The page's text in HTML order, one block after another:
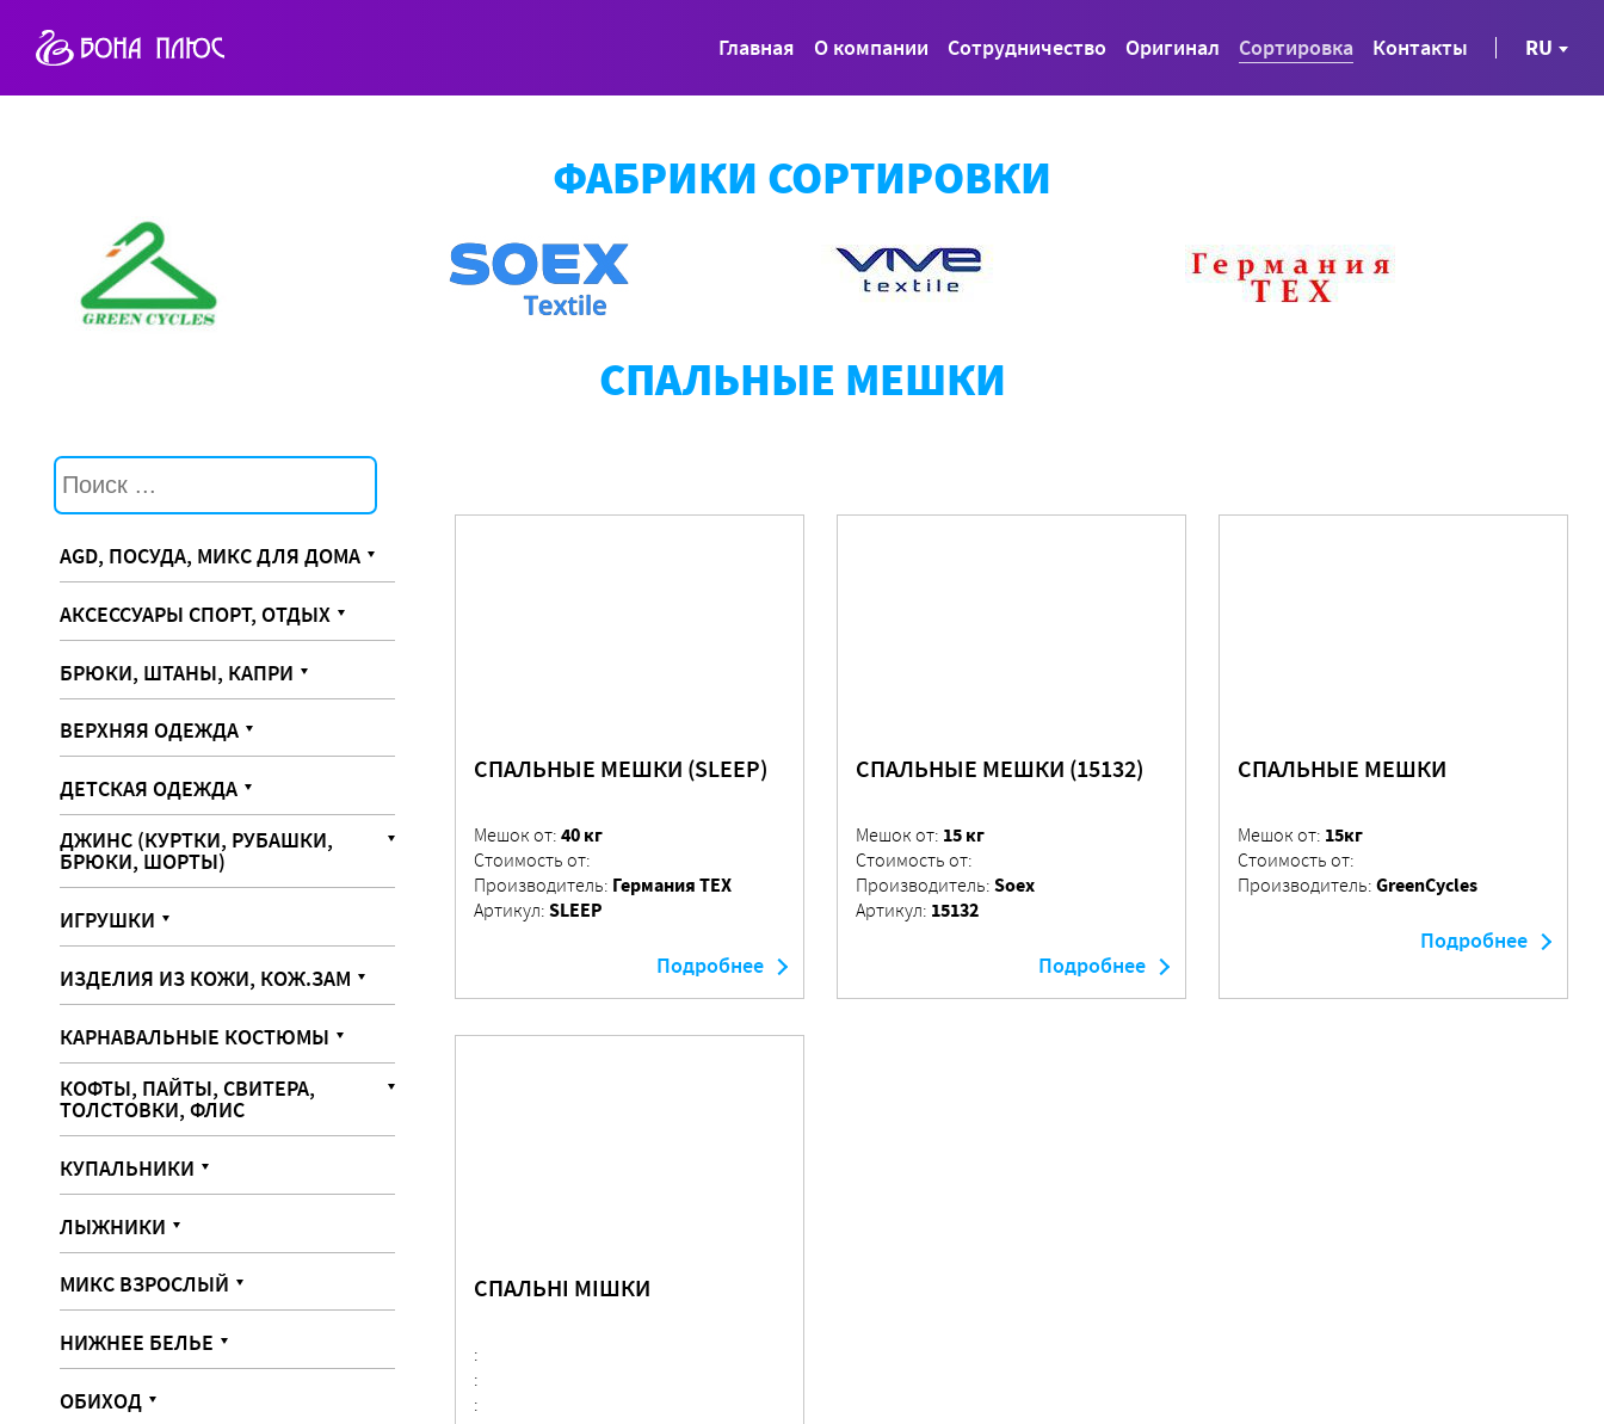
Главная О компании Сотрудничество Оригинал Сортировка Контакты RU
ФАБРИКИ СОРТИРОВКИ
СПАЛЬНЫЕ МЕШКИ
AGD, ПОСУДА, МИКС ДЛЯ ДОМА
АКСЕССУАРЫ СПОРТ, ОТДЫХ
БРЮКИ, ШТАНЫ, КАПРИ
ВЕРХНЯЯ ОДЕЖДА
ДЕТСКАЯ ОДЕЖДА
ДЖИНС (КУРТКИ, РУБАШКИ,
БРЮКИ, ШОРТЫ)
ИГРУШКИ
ИЗДЕЛИЯ ИЗ КОЖИ, КОЖ.ЗАМ
КАРНАВАЛЬНЫЕ КОСТЮМЫ
КОФТЫ, ПАЙТЫ, СВИТЕРА,
ТОЛСТОВКИ, ФЛИС
КУПАЛЬНИКИ
ЛЫЖНИКИ
МИКС ВЗРОСЛЫЙ
НИЖНЕЕ БЕЛЬЕ
ОБИХОД
СПАЛЬНЫЕ МЕШКИ (SLEEP)
Мешок от: 40 кг
Стоимость от:
Производитель: Германия ТЕХ
Артикул: SLEEP
Подробнее
СПАЛЬНЫЕ МЕШКИ (15132)
Мешок от: 15 кг
Стоимость от:
Производитель: Soex
Артикул: 15132
Подробнее
СПАЛЬНЫЕ МЕШКИ
Мешок от: 15кг
Стоимость от:
Производитель: GreenCycles
Подробнее
СПАЛЬНІ МІШКИ
:
:
: